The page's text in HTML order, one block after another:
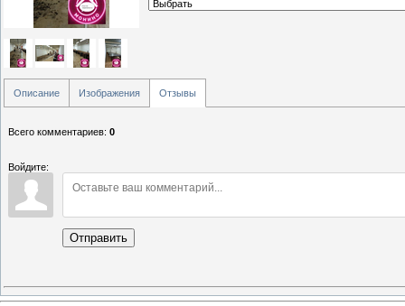
Описание Изображения Отзывы
Всего комментариев: 0
Войдите:
Отправить